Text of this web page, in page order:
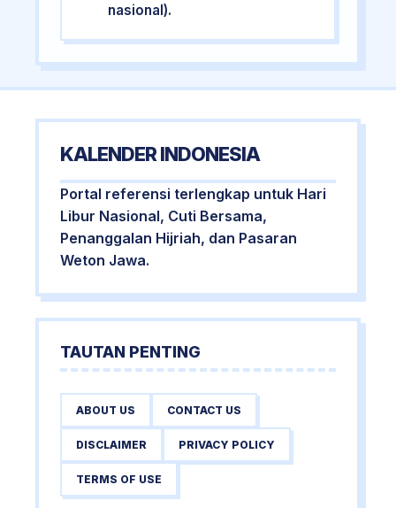
nasional).
KALENDER INDONESIA
Portal referensi terlengkap untuk Hari
Libur Nasional, Cuti Bersama,
Penanggalan Hijriah, dan Pasaran
Weton Jawa.
TAUTAN PENTING
ABOUT US CONTACT US
DISCLAIMER PRIVACY POLICY
TERMS OF USE